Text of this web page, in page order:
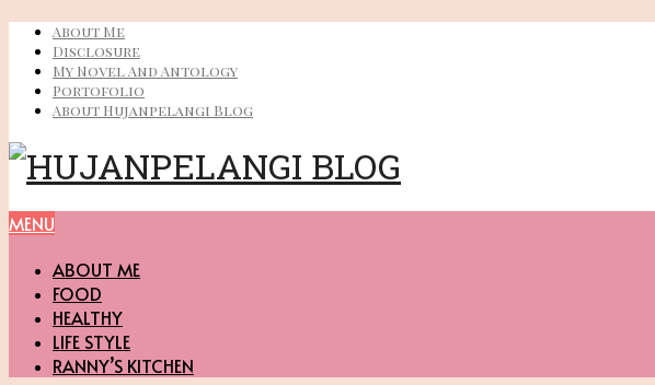
About Me
Disclosure
My Novel And Antology
Portofolio
About Hujanpelangi Blog
MENU
ABOUT ME
FOOD
HEALTHY
LIFE STYLE
RANNY’S KITCHEN